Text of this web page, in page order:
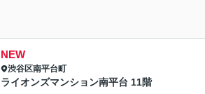
NEW
渋谷区南平台町
ライオンズマンション南平台 11階